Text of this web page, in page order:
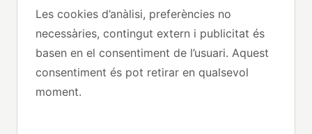
Les cookies d’anàlisi, preferències no
necessàries, contingut extern i publicitat és
basen en el consentiment de l’usuari. Aquest
consentiment és pot retirar en qualsevol
moment.